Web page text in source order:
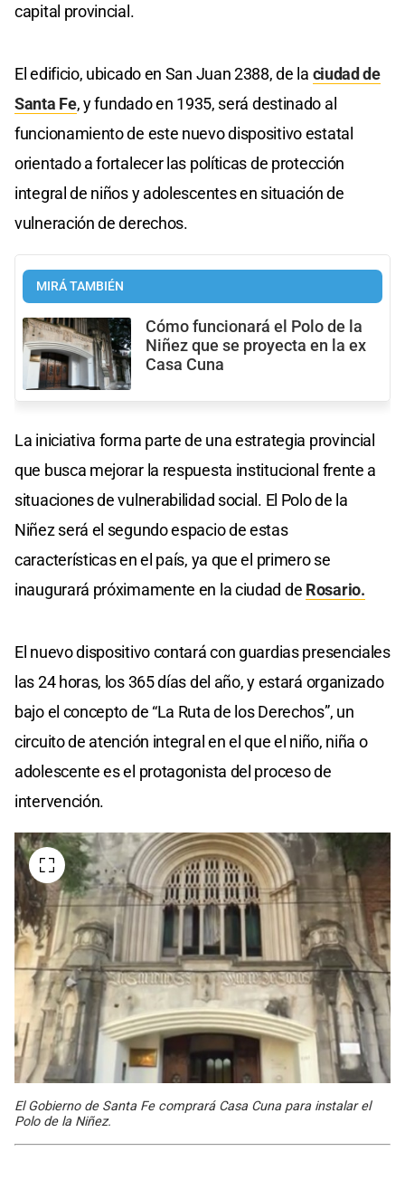
capital provincial.
El edificio, ubicado en San Juan 2388, de la ciudad de
Santa Fe, y fundado en 1935, será destinado al
funcionamiento de este nuevo dispositivo estatal
orientado a fortalecer las políticas de protección
integral de niños y adolescentes en situación de
vulneración de derechos.
MIRÁ TAMBIÉN
Cómo funcionará el Polo de la
Niñez que se proyecta en la ex
Casa Cuna
La iniciativa forma parte de una estrategia provincial
que busca mejorar la respuesta institucional frente a
situaciones de vulnerabilidad social. El Polo de la
Niñez será el segundo espacio de estas
características en el país, ya que el primero se
inaugurará próximamente en la ciudad de Rosario.
El nuevo dispositivo contará con guardias presenciales
las 24 horas, los 365 días del año, y estará organizado
bajo el concepto de “La Ruta de los Derechos”, un
circuito de atención integral en el que el niño, niña o
adolescente es el protagonista del proceso de
intervención.
El Gobierno de Santa Fe comprará Casa Cuna para instalar el
Polo de la Niñez.